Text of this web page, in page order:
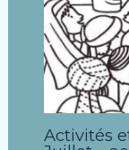
Activités